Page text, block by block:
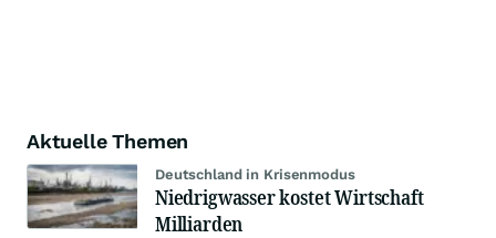
Aktuelle Themen
Deutschland in Krisenmodus
Niedrigwasser kostet Wirtschaft
Milliarden